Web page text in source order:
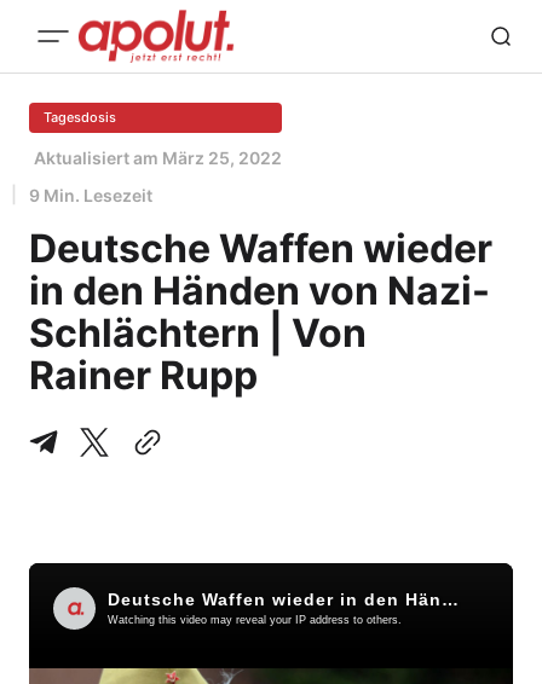
Tagesdosis
Aktualisiert am März 25, 2022
9 Min. Lesezeit
Deutsche Waffen wieder
in den Händen von Nazi-
Schlächtern | Von
Rainer Rupp